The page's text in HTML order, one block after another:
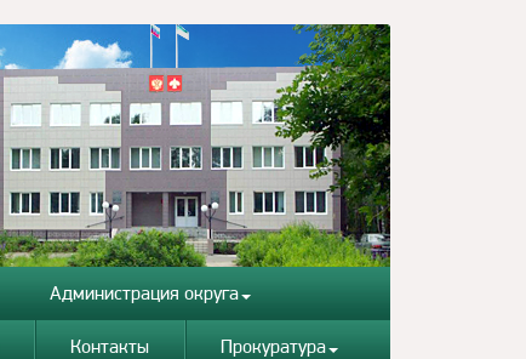
Администрация округа
Контакты Прокуратура